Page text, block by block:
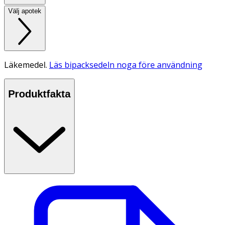
Välj apotek
Läkemedel. Läs bipacksedeln noga före användning
Produktfakta